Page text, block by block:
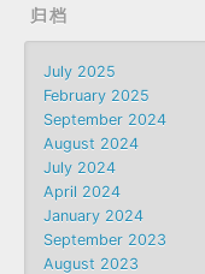
归档
July 2025
February 2025
September 2024
August 2024
July 2024
April 2024
January 2024
September 2023
August 2023